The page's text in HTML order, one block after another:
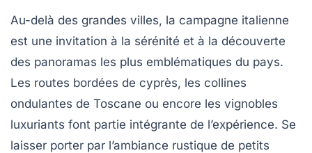
Au-delà des grandes villes, la campagne italienne
est une invitation à la sérénité et à la découverte
des panoramas les plus emblématiques du pays.
Les routes bordées de cyprès, les collines
ondulantes de Toscane ou encore les vignobles
luxuriants font partie intégrante de l’expérience. Se
laisser porter par l’ambiance rustique de petits